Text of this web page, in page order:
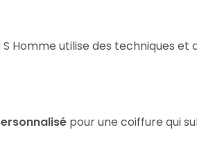
S Homme utilise des techniques
pour une coiffure qui